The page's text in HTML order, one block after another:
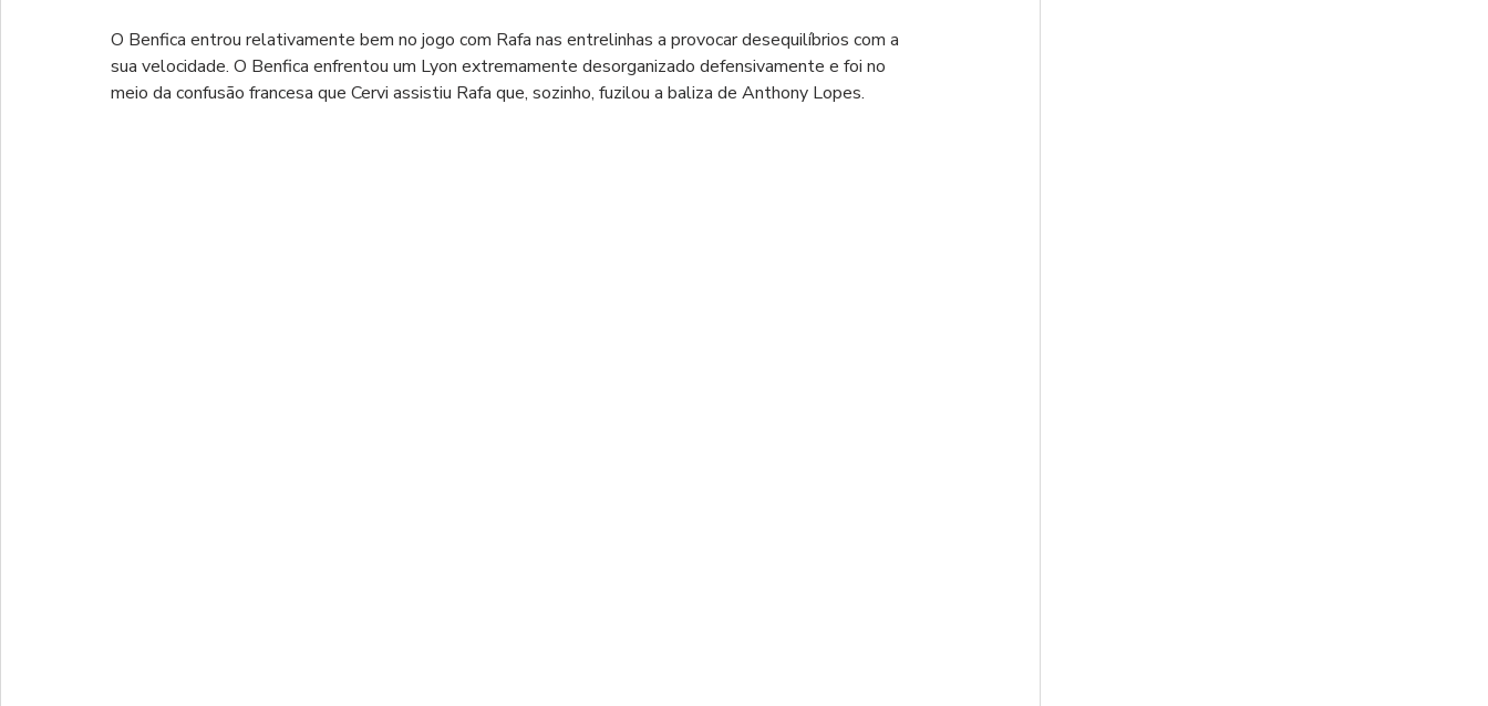
O Benfica entrou relativamente bem no jogo com Rafa nas entrelinhas a provocar desequilíbrios com a
sua velocidade. O Benfica enfrentou um Lyon extremamente desorganizado defensivamente e foi no
meio da confusão francesa que Cervi assistiu Rafa que, sozinho, fuzilou a baliza de Anthony Lopes.